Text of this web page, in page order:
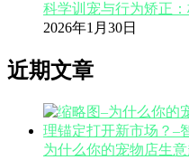
科学训宠与行为矫正
2026年1月30日
近期文章
为什么你的宠物店生